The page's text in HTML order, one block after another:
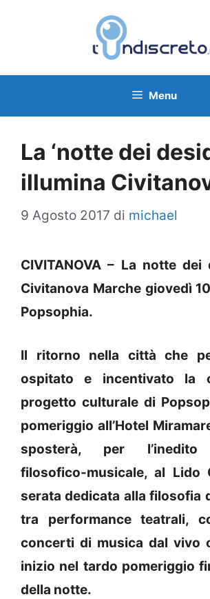
Menu
La ‘notte dei
illumina
9 Agosto 2017 di michael
CIVITANOVA – La notte
Civitanova Marche giovedì
Popsophia.
Il ritorno nella città che
ospitato e incentivato la
progetto culturale di
pomeriggio all’Hotel
sposterà, per l’inedito
filosofico-musicale, al Lido
serata dedicata alla filosofia
tra performance teatrali,
concerti di musica dal vivo
inizio nel tardo pomeriggio
della notte.